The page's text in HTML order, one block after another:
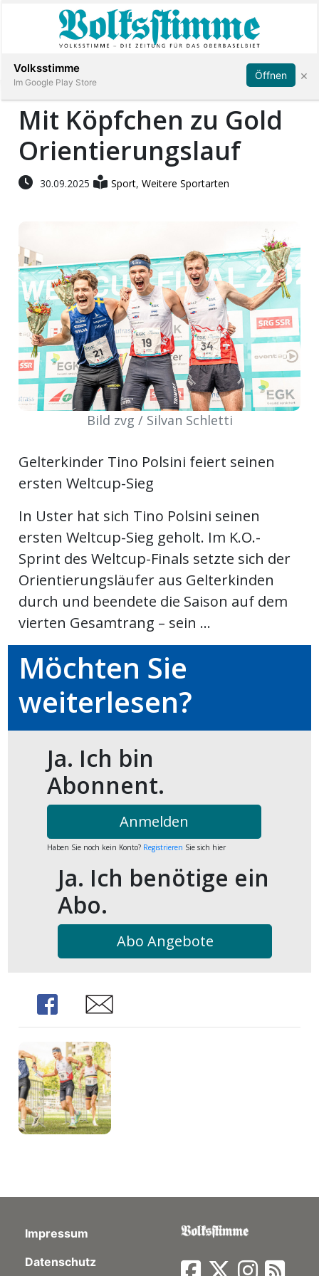
Immobilien
Veranstaltungen
E-
Paper
App
Abonnieren Anmelden
Mit Köpfchen zu Gold
Orientierungslauf
30.09.2025 Sport,Weitere Sportarten
Bild zvg / Silvan Schletti
Gelterkinder Tino Polsini feiert seinen
ersten Weltcup-Sieg
In Uster hat sich Tino Polsini seinen
ersten Weltcup-Sieg geholt. Im K.O.-
Sprint des Weltcup-Finals setzte sich der
Orientierungsläufer aus Gelterkinden
durch und beendete die Saison auf dem
vierten Gesamtrang – sein ...
Möchten Sie
weiterlesen?
Ja. Ich bin
Abonnent.
Anmelden
Haben Sie noch kein Konto? Registrieren Sie sich hier
Ja. Ich benötige ein
Abo.
Abo Angebote
Share Share
Impressum
Datenschutz
Volksstimme
Im Google Play Store
Öffnen ×